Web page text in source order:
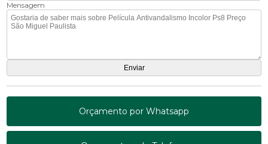
Mensagem
Orçamento por Whatsapp